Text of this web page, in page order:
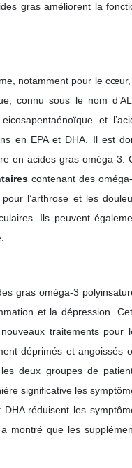
gras améliorent la
notamment pour le
connu sous le nom
et
en EPA et DHA. Il est
en acides gras oméga-3.
contenant des
l’arthrose et les
Ils peuvent
gras oméga-3
et la dépression.
traitements pour
déprimés et angoissés
deux groupes de
significative les
réduisent les
montré que les